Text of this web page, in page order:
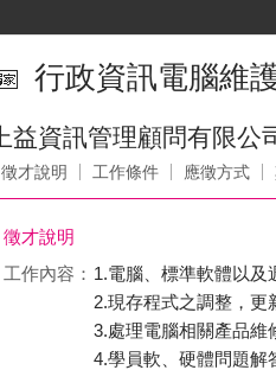
行政資訊電腦維
上益資訊管理顧問有限公
徵才說明 工作條件 應徵方式
徵才說明
工作內容： 1.電腦、標準軟體以及
2.現存程式之調整，更
3.處理電腦相關產品維
4.學員軟、硬體問題解